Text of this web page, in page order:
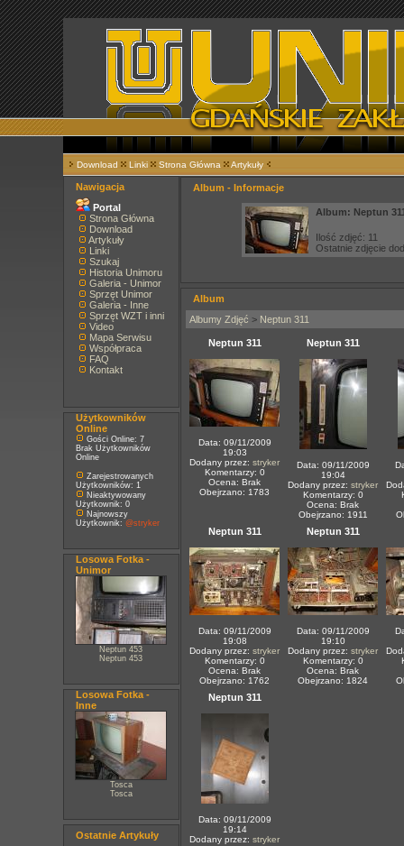
Download Linki Strona Główna Artykuły
Nawigacja
Portal
Strona Główna
Download
Artykuły
Linki
Szukaj
Historia Unimoru
Galeria - Unimor
Sprzęt Unimor
Galeria - Inne
Sprzęt WZT i inni
Video
Mapa Serwisu
Współpraca
FAQ
Kontakt
Użytkowników
Online
Gości Online: 7
Brak Użytkowników
Online
Zarejestrowanych
Użytkowników: 1
Nieaktywowany
Użytkownik: 0
Najnowszy
Użytkownik: @stryker
Losowa Fotka -
Unimor
Neptun 453
Neptun 453
Losowa Fotka -
Inne
Tosca
Tosca
Ostatnie Artykuły
Album - Informacje
Album: Neptun
Ilość zdjęć: 11
Ostatnie zdjęcie
Album
Albumy Zdjęć > Neptun 311
Neptun 311
Data: 09/11/2009
19:03
Dodany przez: stryker
Komentarzy: 0
Ocena: Brak
Obejrzano: 1783
Neptun 311
Data: 09/11/2009
19:04
Dodany przez: stryker
Komentarzy: 0
Ocena: Brak
Obejrzano: 1911
Neptun 311
Data: 09/11/2009
19:08
Dodany przez: stryker
Komentarzy: 0
Ocena: Brak
Obejrzano: 1762
Neptun 311
Data: 09/11/2009
19:10
Dodany przez: stryker
Komentarzy: 0
Ocena: Brak
Obejrzano: 1824
Neptun 311
Data: 09/11/2009
19:14
Dodany przez: stryker